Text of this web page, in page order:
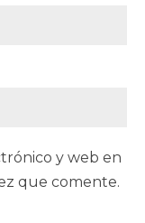
y web en
que comente.